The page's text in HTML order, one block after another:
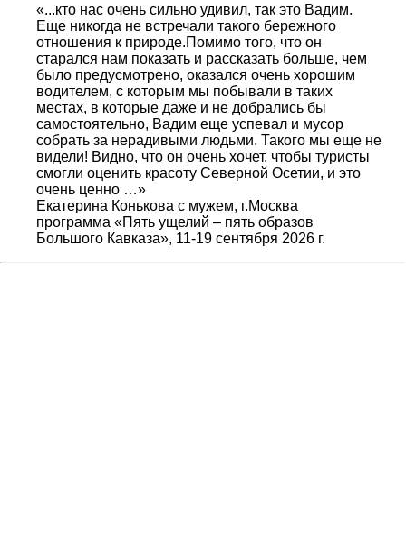
«...кто нас очень сильно удивил, так это Вадим.
Еще никогда не встречали такого бережного
отношения к природе.Помимо того, что он
старался нам показать и рассказать больше, чем
было предусмотрено, оказался очень хорошим
водителем, с которым мы побывали в таких
местах, в которые даже и не добрались бы
самостоятельно, Вадим еще успевал и мусор
собрать за нерадивыми людьми. Такого мы еще не
видели! Видно, что он очень хочет, чтобы туристы
смогли оценить красоту Северной Осетии, и это
очень ценно …»
Екатерина Конькова с мужем, г.Москва
программа «Пять ущелий – пять образов
Большого Кавказа», 11-19 сентября 2026 г.